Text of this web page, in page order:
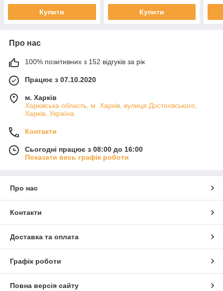
Купити Купити
Про нас
100% позитивних з 152 відгуків за рік
Працює з 07.10.2020
м. Харків
Харківська область, м. Харків, вулиця Достоєвського,
Харків, Україна
Контакти
Сьогодні працює з 08:00 до 16:00
Показати весь графік роботи
Про нас
Контакти
Доставка та оплата
Графік роботи
Повна версія сайту